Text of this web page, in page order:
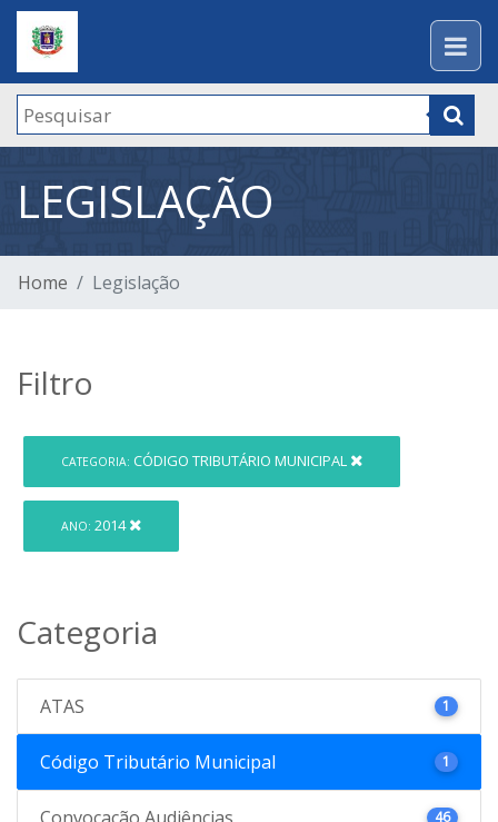
LEGISLAÇÃO
Home Legislação
Filtro
CATEGORIA: CÓDIGO TRIBUTÁRIO MUNICIPAL
ANO: 2014
Categoria
ATAS 1
Código Tributário Municipal 1
46